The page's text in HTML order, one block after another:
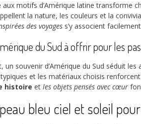
aux motifs d’Amérique latine transforme
la nature, les couleurs et la
des voyages s’y associent
du Sud à offrir pour les
un souvenir d’Amérique du Sud séduit
et les matériaux choisis
histoire et les objets pensés avec cœur
bleu ciel et soleil